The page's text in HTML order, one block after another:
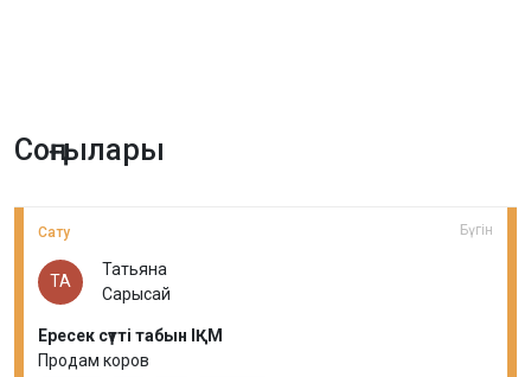
Соңғылары
Сату Бүгін
ТА
Татьяна
Сарысай
Ересек сүтті табын ІҚМ
Продам коров